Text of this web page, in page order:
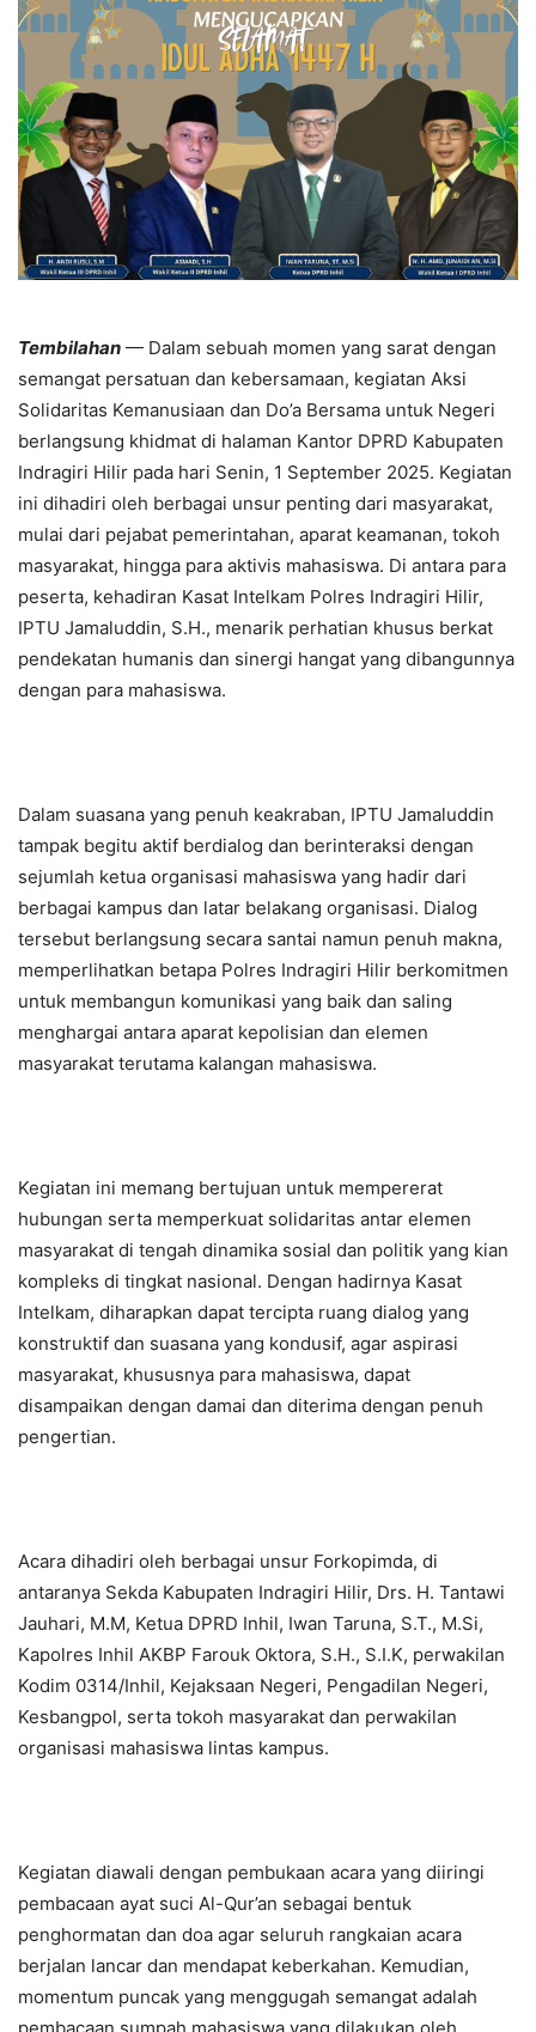
Tembilahan — Dalam sebuah momen yang sarat dengan
semangat persatuan dan kebersamaan, kegiatan Aksi
Solidaritas Kemanusiaan dan Do’a Bersama untuk Negeri
berlangsung khidmat di halaman Kantor DPRD Kabupaten
Indragiri Hilir pada hari Senin, 1 September 2025. Kegiatan
ini dihadiri oleh berbagai unsur penting dari masyarakat,
mulai dari pejabat pemerintahan, aparat keamanan, tokoh
masyarakat, hingga para aktivis mahasiswa. Di antara para
peserta, kehadiran Kasat Intelkam Polres Indragiri Hilir,
IPTU Jamaluddin, S.H., menarik perhatian khusus berkat
pendekatan humanis dan sinergi hangat yang dibangunnya
dengan para mahasiswa.
Dalam suasana yang penuh keakraban, IPTU Jamaluddin
tampak begitu aktif berdialog dan berinteraksi dengan
sejumlah ketua organisasi mahasiswa yang hadir dari
berbagai kampus dan latar belakang organisasi. Dialog
tersebut berlangsung secara santai namun penuh makna,
memperlihatkan betapa Polres Indragiri Hilir berkomitmen
untuk membangun komunikasi yang baik dan saling
menghargai antara aparat kepolisian dan elemen
masyarakat terutama kalangan mahasiswa.
Kegiatan ini memang bertujuan untuk mempererat
hubungan serta memperkuat solidaritas antar elemen
masyarakat di tengah dinamika sosial dan politik yang kian
kompleks di tingkat nasional. Dengan hadirnya Kasat
Intelkam, diharapkan dapat tercipta ruang dialog yang
konstruktif dan suasana yang kondusif, agar aspirasi
masyarakat, khususnya para mahasiswa, dapat
disampaikan dengan damai dan diterima dengan penuh
pengertian.
Acara dihadiri oleh berbagai unsur Forkopimda, di
antaranya Sekda Kabupaten Indragiri Hilir, Drs. H. Tantawi
Jauhari, M.M, Ketua DPRD Inhil, Iwan Taruna, S.T., M.Si,
Kapolres Inhil AKBP Farouk Oktora, S.H., S.I.K, perwakilan
Kodim 0314/Inhil, Kejaksaan Negeri, Pengadilan Negeri,
Kesbangpol, serta tokoh masyarakat dan perwakilan
organisasi mahasiswa lintas kampus.
Kegiatan diawali dengan pembukaan acara yang diiringi
pembacaan ayat suci Al-Qur’an sebagai bentuk
penghormatan dan doa agar seluruh rangkaian acara
berjalan lancar dan mendapat keberkahan. Kemudian,
momentum puncak yang menggugah semangat adalah
pembacaan sumpah mahasiswa yang dilakukan oleh